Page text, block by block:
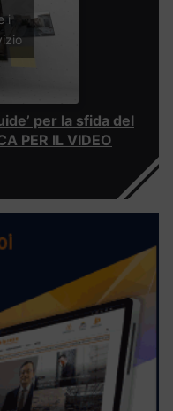
i
per la sfida del
PER IL VIDEO